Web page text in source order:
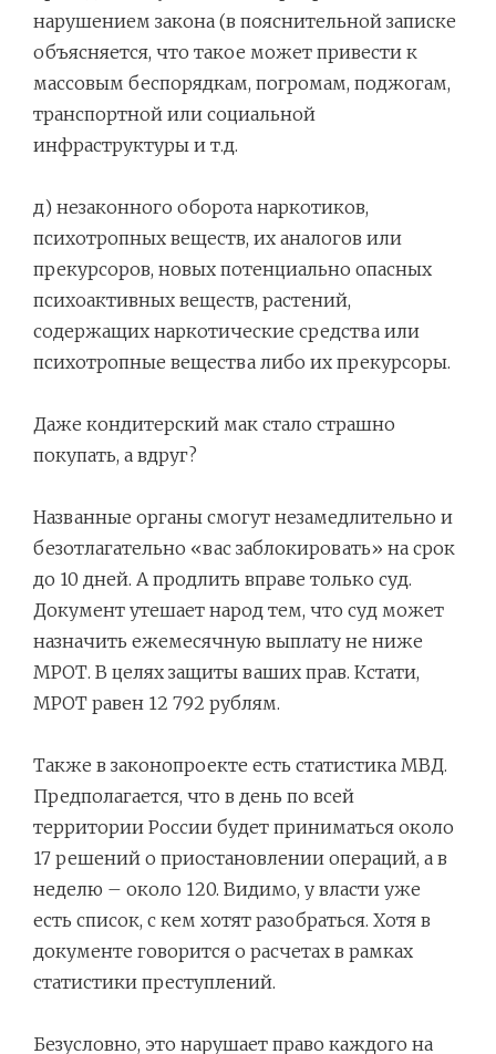
нарушением закона (в пояснительной записке
объясняется, что такое может привести к
массовым беспорядкам, погромам, поджогам,
транспортной или социальной
инфраструктуры и т.д.
д) незаконного оборота наркотиков,
психотропных веществ, их аналогов или
прекурсоров, новых потенциально опасных
психоактивных веществ, растений,
содержащих наркотические средства или
психотропные вещества либо их прекурсоры.
Даже кондитерский мак стало страшно
покупать, а вдруг?
Названные органы смогут незамедлительно и
безотлагательно «вас заблокировать» на срок
до 10 дней. А продлить вправе только суд.
Документ утешает народ тем, что суд может
назначить ежемесячную выплату не ниже
МРОТ. В целях защиты ваших прав. Кстати,
МРОТ равен 12 792 рублям.
Также в законопроекте есть статистика МВД.
Предполагается, что в день по всей
территории России будет приниматься около
17 решений о приостановлении операций, а в
неделю – около 120. Видимо, у власти уже
есть список, с кем хотят разобраться. Хотя в
документе говорится о расчетах в рамках
статистики преступлений.
Безусловно, это нарушает право каждого на